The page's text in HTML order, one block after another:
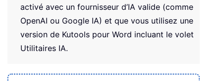
activé avec un fournisseur d’IA valide (comme
OpenAI ou Google IA) et que vous utilisez une
version de Kutools pour Word incluant le volet
Utilitaires IA.